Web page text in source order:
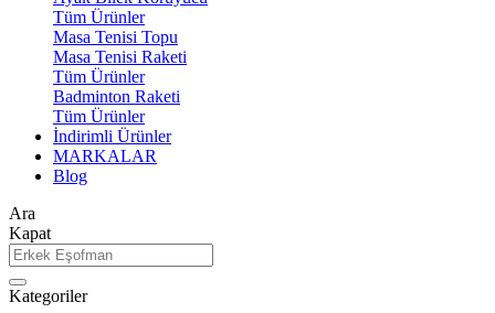
Tüm Ürünler
Masa Tenisi Topu
Masa Tenisi Raketi
Tüm Ürünler
Badminton Raketi
Tüm Ürünler
İndirimli Ürünler
MARKALAR
Blog
Ara
Kapat
Kategoriler